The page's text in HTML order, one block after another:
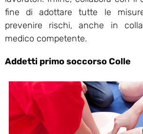
fine di adottare tutte le
prevenire rischi, anche in
medico competente.
Addetti primo soccorso Colle